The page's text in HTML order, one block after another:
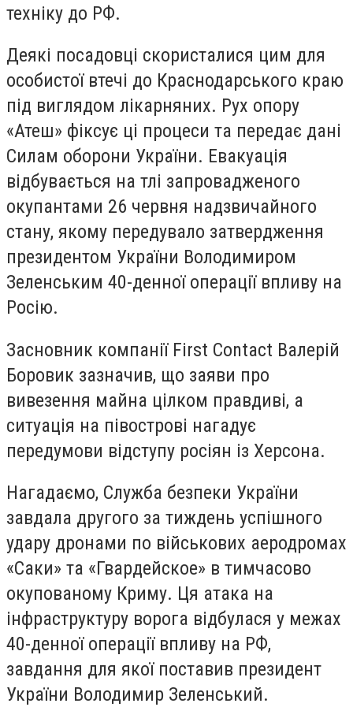
техніку до РФ.
Деякі посадовці скористалися цим для
особистої втечі до Краснодарського краю
під виглядом лікарняних. Рух опору
«Атеш» фіксує ці процеси та передає дані
Силам оборони України. Евакуація
відбувається на тлі запровадженого
окупантами 26 червня надзвичайного
стану, якому передувало затвердження
президентом України Володимиром
Зеленським 40-денної операції впливу на
Росію.
Засновник компанії First Contact Валерій
Боровик зазначив, що заяви про
вивезення майна цілком правдиві, а
ситуація на півострові нагадує
передумови відступу росіян із Херсона.
Нагадаємо, Служба безпеки України
завдала другого за тиждень успішного
удару дронами по військових аеродромах
«Саки» та «Гвардейское» в тимчасово
окупованому Криму. Ця атака на
інфраструктуру ворога відбулася у межах
40-денної операції впливу на РФ,
завдання для якої поставив президент
України Володимир Зеленський.